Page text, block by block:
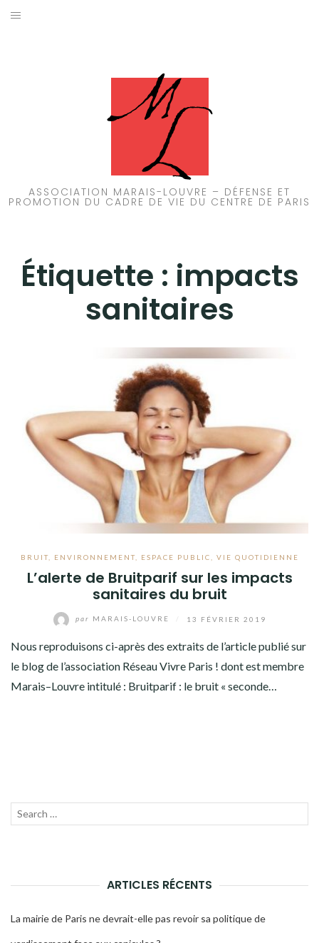
Aller
ASSOCIATION MARAIS-LOUVRE – DÉFENSE ET
PROMOTION DU CADRE DE VIE DU CENTRE DE PARIS
Étiquette : impacts
sanitaires
BRUIT, ENVIRONNEMENT, ESPACE PUBLIC VIE QUOTIDIENNE
L’alerte de Bruitparif sur les impacts
sanitaires du bruit
par MARAIS-LOUVRE 13 FÉVRIER 2019
Nous reproduisons ci-après des extraits de l’article publié sur
le blog de l’association Réseau Vivre Paris ! dont est membre
Marais–Louvre intitulé : Bruitparif : le bruit « seconde…
Recherche
ARTICLES RÉCENTS
La mairie de Paris ne devrait-elle pas revoir sa politique de